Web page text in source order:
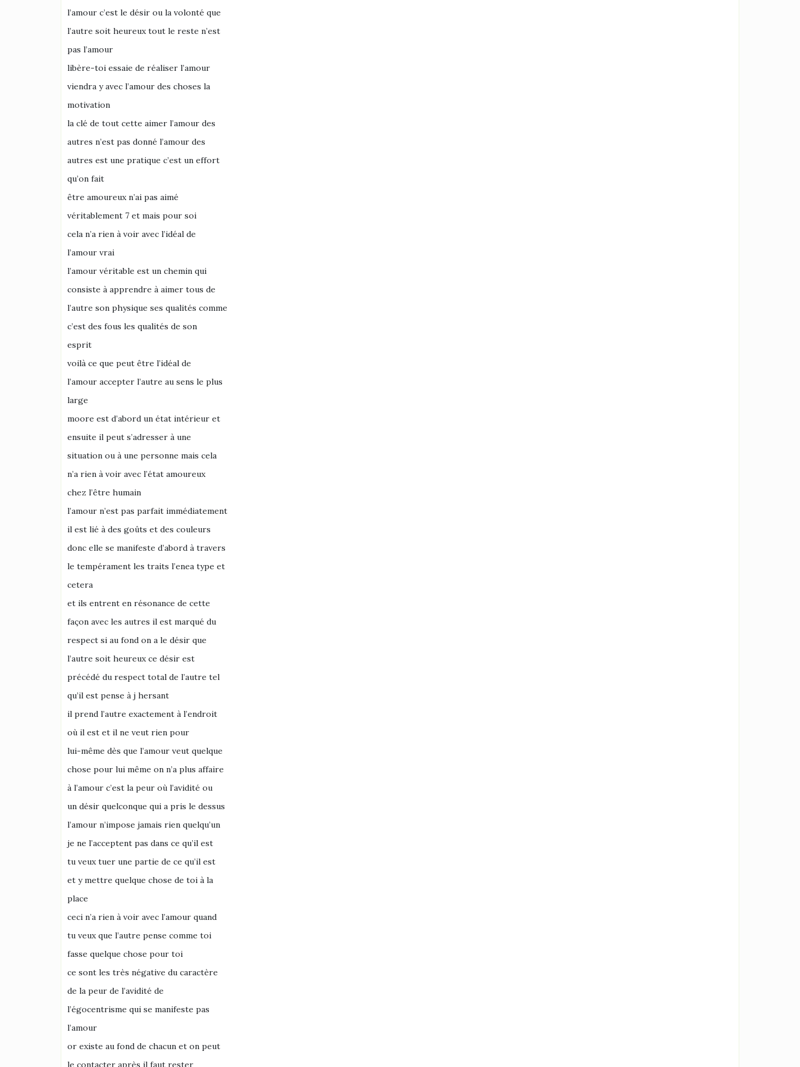
l’amour c’est le désir ou la volonté que
l’autre soit heureux tout le reste n’est
pas l’amour
libère-toi essaie de réaliser l’amour
viendra y avec l’amour des choses la
motivation
la clé de tout cette aimer l’amour des
autres n’est pas donné l’amour des
autres est une pratique c’est un effort
qu’on fait
être amoureux n’ai pas aimé
véritablement 7 et mais pour soi
cela n’a rien à voir avec l’idéal de
l’amour vrai
l’amour véritable est un chemin qui
consiste à apprendre à aimer tous de
l’autre son physique ses qualités comme
c’est des fous les qualités de son
esprit
voilà ce que peut être l’idéal de
l’amour accepter l’autre au sens le plus
large
moore est d’abord un état intérieur et
ensuite il peut s’adresser à une
situation ou à une personne mais cela
n’a rien à voir avec l’état amoureux
chez l’être humain
l’amour n’est pas parfait immédiatement
il est lié à des goûts et des couleurs
donc elle se manifeste d’abord à travers
le tempérament les traits l’enea type et
cetera
et ils entrent en résonance de cette
façon avec les autres il est marqué du
respect si au fond on a le désir que
l’autre soit heureux ce désir est
précédé du respect total de l’autre tel
qu’il est pense à j hersant
il prend l’autre exactement à l’endroit
où il est et il ne veut rien pour
lui-même dès que l’amour veut quelque
chose pour lui même on n’a plus affaire
à l’amour c’est la peur où l’avidité ou
un désir quelconque qui a pris le dessus
l’amour n’impose jamais rien quelqu’un
je ne l’acceptent pas dans ce qu’il est
tu veux tuer une partie de ce qu’il est
et y mettre quelque chose de toi à la
place
ceci n’a rien à voir avec l’amour quand
tu veux que l’autre pense comme toi
fasse quelque chose pour toi
ce sont les très négative du caractère
de la peur de l’avidité de
l’égocentrisme qui se manifeste pas
l’amour
or existe au fond de chacun et on peut
le contacter après il faut rester